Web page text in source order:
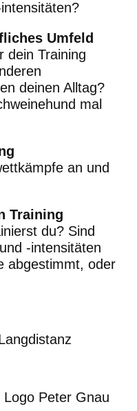
Umfeld
dein Training
deinen Alltag?
mal
an und
Training
du? Sind
-intensitäten
abgestimmt, oder